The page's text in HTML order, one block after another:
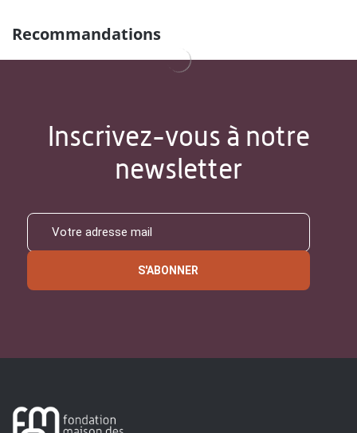
Recommandations
Inscrivez-vous à notre
newsletter
S'ABONNER